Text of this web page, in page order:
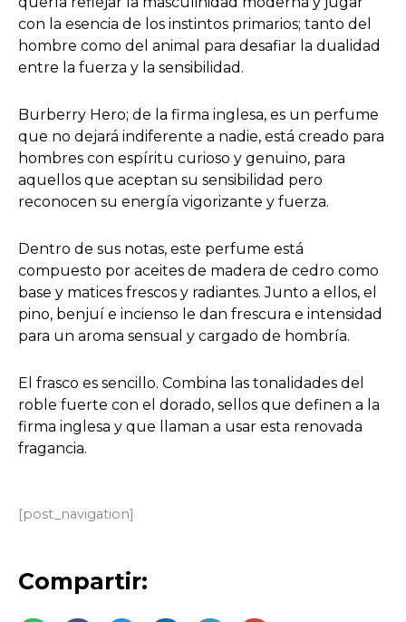
con la esencia de los instintos primarios; tanto del
hombre como del animal para desafiar la dualidad
entre la fuerza y la sensibilidad.
Burberry Hero; de la firma inglesa, es un perfume
que no dejará indiferente a nadie, está creado para
hombres con espíritu curioso y genuino, para
aquellos que aceptan su sensibilidad pero
reconocen su energía vigorizante y fuerza.
Dentro de sus notas, este perfume está
compuesto por aceites de madera de cedro como
base y matices frescos y radiantes. Junto a ellos, el
pino, benjuí e incienso le dan frescura e intensidad
para un aroma sensual y cargado de hombría.
El frasco es sencillo. Combina las tonalidades del
roble fuerte con el dorado, sellos que definen a la
firma inglesa y que llaman a usar esta renovada
fragancia.
[post_navigation]
Compartir: